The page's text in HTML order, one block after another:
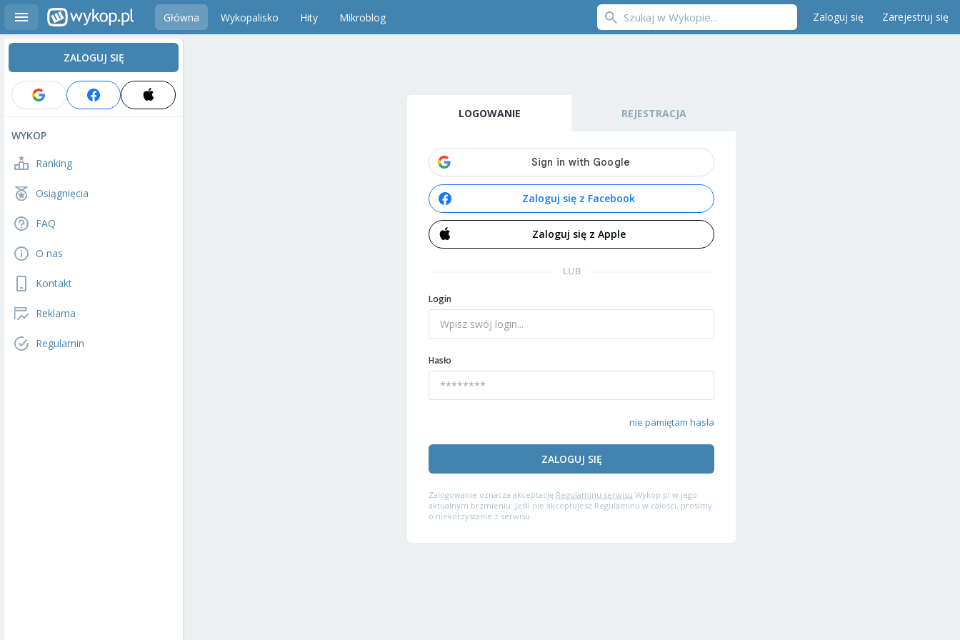
Główna Wykopalisko Hity Mikroblog Zaloguj się Zarejestruj się
ZALOGUJ SIĘ
WYKOP
Ranking
Osiągnięcia
FAQ
O nas
Kontakt
Reklama
Regulamin
LOGOWANIE REJESTRACJA
Zaloguj się z Facebook
Zaloguj się z Apple
LUB
Login
Hasło
nie pamiętam hasła
ZALOGUJ SIĘ
Zalogowanie oznacza akceptację Regulaminu serwisu Wykop.pl w jego
aktualnym brzmieniu. Jeśli nie akceptujesz Regulaminu w całości, prosimy
o niekorzystanie z serwisu.